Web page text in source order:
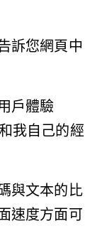
訴您網頁中
戶體驗
我自己的經
與文本的比
速度方面可